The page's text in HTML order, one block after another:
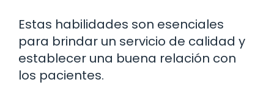
Estas habilidades son esenciales
para brindar un servicio de calidad y
establecer una buena relación con
los pacientes.